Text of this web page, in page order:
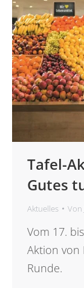
Tafel-
Gutes
Aktuelles Von
Vom 17.
Aktion von
Runde.